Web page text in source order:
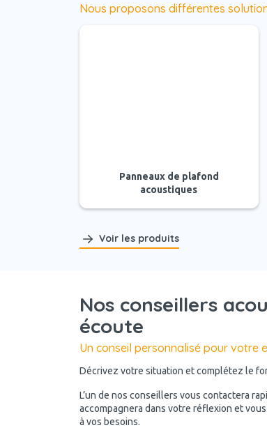
Nous proposons différentes
Panneaux de plafond
acoustiques
Voir les produits
Nos conseillers
écoute
Un conseil personnalisé pour votre
Décrivez votre situation et complétez le
L’un de nos conseillers vous contactera
accompagnera dans votre réflexion et
à vos besoins.